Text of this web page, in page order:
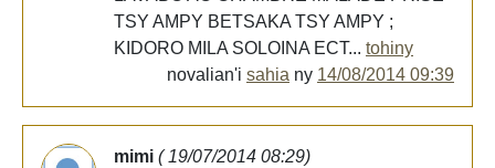
TSY AMPY BETSAKA TSY AMPY ;
KIDORO MILA SOLOINA ECT... tohiny
novalian'i sahia ny 14/08/2014 09:39
mimi ( 19/07/2014 08:29)